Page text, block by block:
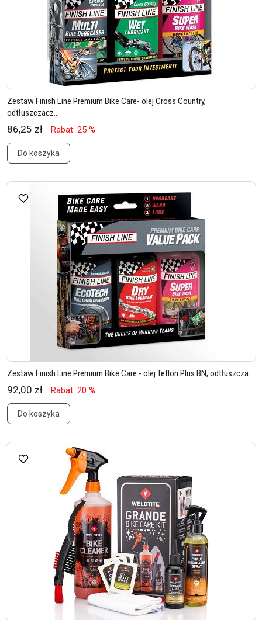
Zestaw Finish Line Premium Bike Care- olej Cross Country,
odtłuszczacz...
86,25 zł Rabat: 25 %
Do koszyka
Zestaw Finish Line Premium Bike Care - olej Teflon Plus BN, odtłuszcza...
92,00 zł Rabat: 20 %
Do koszyka